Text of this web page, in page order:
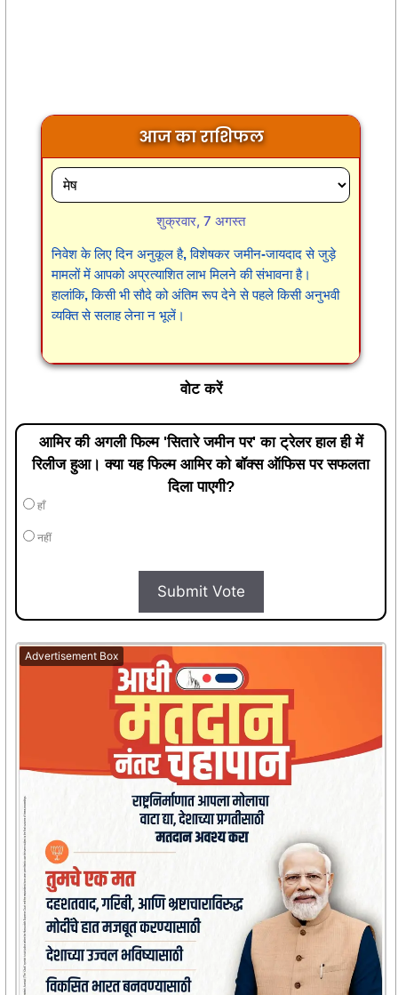
आज का राशिफल
शुक्रवार, 7 अगस्त
निवेश के लिए दिन अनुकूल है, विशेषकर जमीन-जायदाद से जुड़े
मामलों में आपको अप्रत्याशित लाभ मिलने की संभावना है।
हालांकि, किसी भी सौदे को अंतिम रूप देने से पहले किसी अनुभवी
व्यक्ति से सलाह लेना न भूलें।
वोट करें
आमिर की अगली फिल्म 'सितारे जमीन पर' का ट्रेलर हाल ही में
रिलीज हुआ। क्या यह फिल्म आमिर को बॉक्स ऑफिस पर सफलता
दिला पाएगी?
हाँ
नहीं
Submit Vote
Advertisement Box